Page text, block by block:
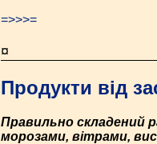
=>>>=
¤
Продукти від
Правильно складений
морозами, вітрами,